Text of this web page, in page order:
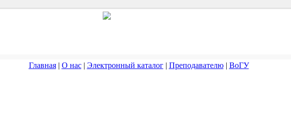
Главная| О нас| Электронный каталог| Преподавателю| ВоГУ